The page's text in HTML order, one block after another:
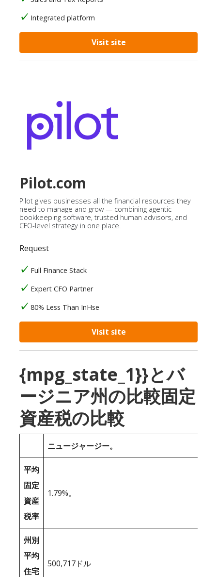
Integrated platform
Visit site
Pilot.com
Pilot gives businesses all the financial resources they
need to manage and grow — combining agentic
bookkeeping software, trusted human advisors, and
CFO-level strategy in one place.
Request
Full Finance Stack
Expert CFO Partner
80% Less Than InHse
Visit site
{mpg_state_1}}とバ
ージニア州の比較固定
資産税の比較
ニュージャージー。
平均
固定
資産
税率
1.79%。
州別
平均
住宅
500,717ドル